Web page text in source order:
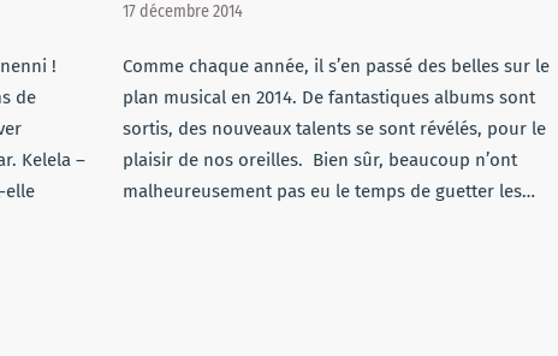
!
de
Kelela –
elle
17 décembre 2014
Comme chaque année, il s’en passé des belles sur le
plan musical en 2014. De fantastiques albums sont
sortis, des nouveaux talents se sont révélés, pour le
plaisir de nos oreilles. Bien sûr, beaucoup n’ont
malheureusement pas eu le temps de guetter les…